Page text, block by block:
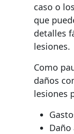
caso o
que
detalles
lesiones.
Como
daños
lesiones